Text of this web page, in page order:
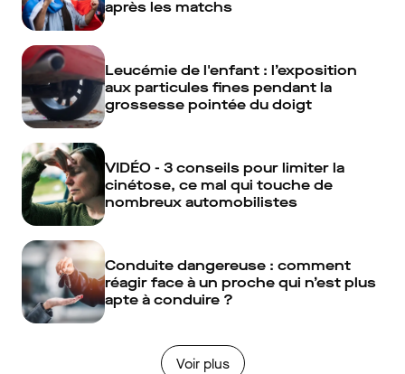
après les matchs
Leucémie de l'enfant : l’exposition
aux particules fines pendant la
grossesse pointée du doigt
VIDÉO - 3 conseils pour limiter la
cinétose, ce mal qui touche de
nombreux automobilistes
Conduite dangereuse : comment
réagir face à un proche qui n’est plus
apte à conduire ?
Voir plus